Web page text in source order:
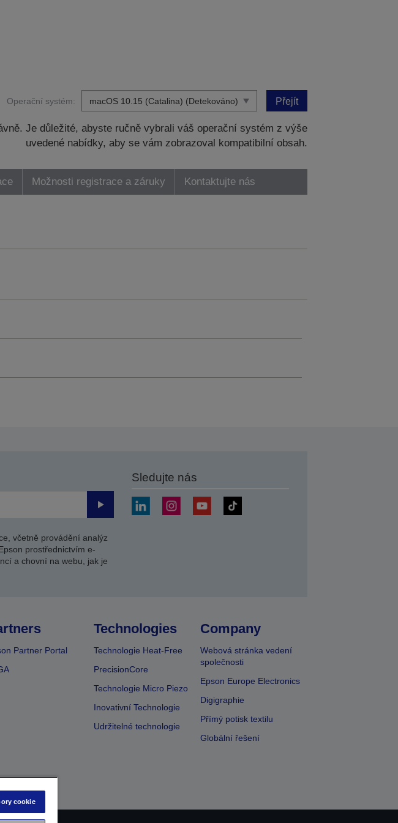
Operační systém: Přejít
Je důležité, abyste ručně vybrali váš operační systém z výše
uvedené nabídky, aby se vám zobrazoval kompatibilní obsah.
Možnosti registrace a záruky Kontaktujte nás
Odeslat
včetně provádění analýz
prostřednictvím e-
a chovní na webu, jak je
Sledujte nás
Partner Portal
Technologies
Technologie Heat-Free
PrecisionCore
Technologie Micro Piezo
Inovativní Technologie
Udržitelné technologie
Company
Webová stránka vedení
společnosti
Epson Europe Electronics
Digigraphie
Přímý potisk textilu
Globální řešení
cookie